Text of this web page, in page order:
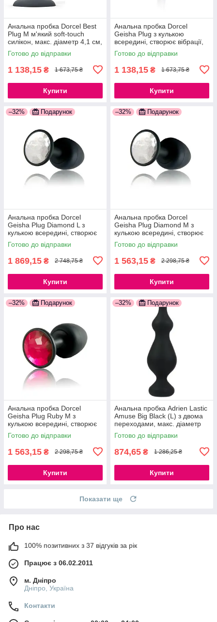
Анальна пробка Dorcel Best
Plug M м'який soft-touch
силікон, макс. діаметр 4,1 см,
звужений і округлений кінчик,
м'який силікон
Готово до відправки
1 138,15 ₴ 1 673,75 ₴
Купити
Анальна пробка Dorcel
Geisha Plug з кулькою
всередині, створює вібрації,
макс. діаметр 3,2 см,
силіконова
Готово до відправки
1 138,15 ₴ 1 673,75 ₴
Купити
–32% Подарунок
Анальна пробка Dorcel
Geisha Plug Diamond L з
кулькою всередині, створює
вібрації, макс. діаметр 4см
777Store.com.ua
Готово до відправки
1 869,15 ₴ 2 748,75 ₴
Купити
–32% Подарунок
Анальна пробка Dorcel
Geisha Plug Diamond M з
кулькою всередині, створює
вібрації, макс. діаметр 3,2 см
777Store.com.ua
Готово до відправки
1 563,15 ₴ 2 298,75 ₴
Купити
–32% Подарунок
Анальна пробка Dorcel
Geisha Plug Ruby M з
кулькою всередині, створює
вібрації, макс. діаметр 3,2 см
777Store.com.ua
Готово до відправки
1 563,15 ₴ 2 298,75 ₴
Купити
–32% Подарунок
Анальна пробка Adrien Lastic
Amuse Big Black (L) з двома
переходами, макс. діаметр
4,4 см 777Store.com.ua
Готово до відправки
874,65 ₴ 1 286,25 ₴
Купити
Показати ще
Про нас
100% позитивних з 37 відгуків за рік
Працює з 06.02.2011
м. Дніпро
Дніпро, Україна
Контакти